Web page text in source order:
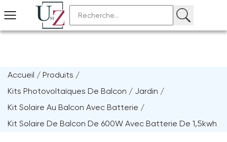
Accueil / Produits /
Kits Photovoltaïques De Balcon / Jardin /
Kit Solaire Au Balcon Avec Batterie /
Kit Solaire De Balcon De 600W Avec Batterie De 1,5kwh